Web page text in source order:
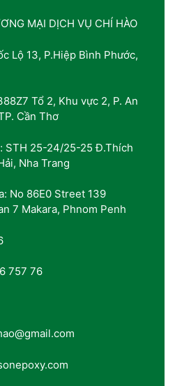
MẠI DỊCH VỤ CHÍ HÀO
Lộ 13, P.Hiệp Bình Phước,
Tổ 2, Khu vực 2, P. An
Cần Thơ
STH 25-24/25-25 Đ.Thích
Nha Trang
No 86E0 Street 139
7 Makara, Phnom Penh
757 76